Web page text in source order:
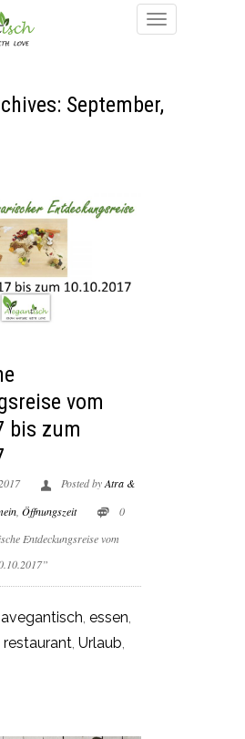
September,
vom
bis zum
Posted byAtra &
Öffnungszeit
0
Entdeckungsreise vom
avegantisch, essen,
restaurant, Urlaub,